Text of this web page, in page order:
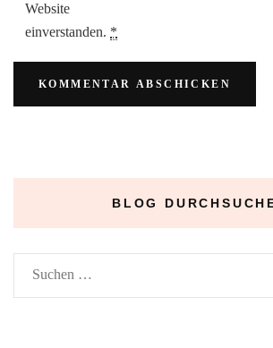
Website
einverstanden. *
BLOG
Suchen
nach: